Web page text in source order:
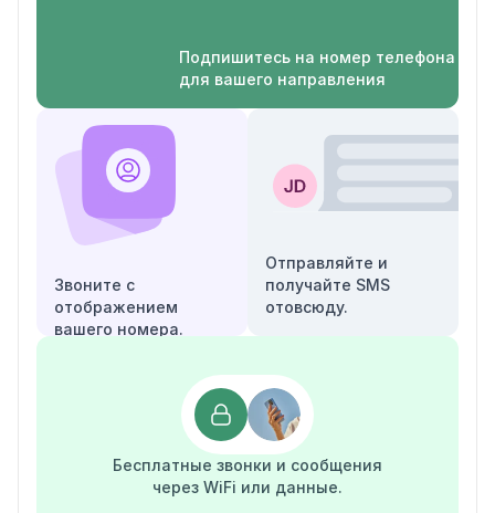
Подпишитесь на номер телефона
для вашего направления
Звоните с
отображением
вашего номера.
Отправляйте и
получайте SMS
отовсюду.
Бесплатные звонки и сообщения
через WiFi или данные.